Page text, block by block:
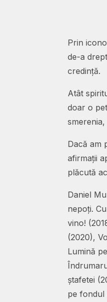
Prin
de-a
credință.
Atât
doar o
Dacă am
afirmații
plăcută
Daniel
nepoți.
vino!
(2020),
Lumină
ștafetei
pe fondul